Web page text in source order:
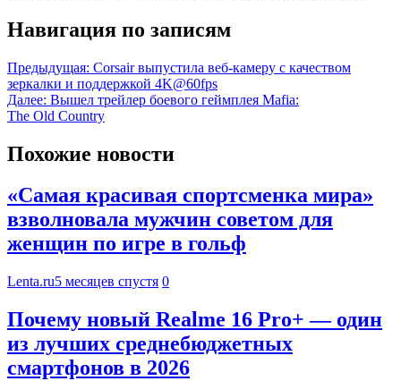
Навигация по записям
Предыдущая: Corsair выпустила веб-камеру с качеством
зеркалки и поддержкой 4K@60fps
Далее: Вышел трейлер боевого геймплея Mafia:
The Old Country
Похожие новости
«Самая красивая спортсменка мира»
взволновала мужчин советом для
женщин по игре в гольф
Lenta.ru5 месяцев спустя 0
Почему новый Realme 16 Pro+ — один
из лучших среднебюджетных
смартфонов в 2026